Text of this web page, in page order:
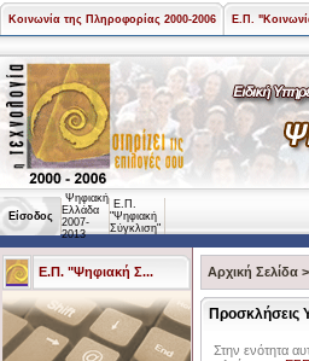
Κοινωνία της Πληροφορίας 2000-2006 Ε.Π.
Είσοδος
Ψηφιακή
Ελλάδα
2007-
2013
Ε.Π.
"Ψηφιακή
Σύγκλιση"
Ε.Π. "Ψηφιακή Σ... Αρχική Σελίδα >
Προσκλήσεις
Στην ενότητα